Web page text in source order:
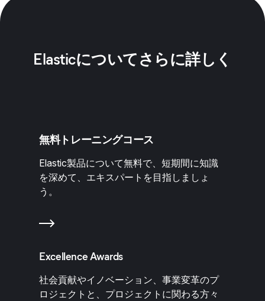
Elasticについてさらに詳しく
無料トレーニングコース
Elastic製品について無料で、短期間に知識
を深めて、エキスパートを目指しましょ
う。
Excellence Awards
社会貢献やイノベーション、事業変革のプ
ロジェクトと、プロジェクトに関わる方々